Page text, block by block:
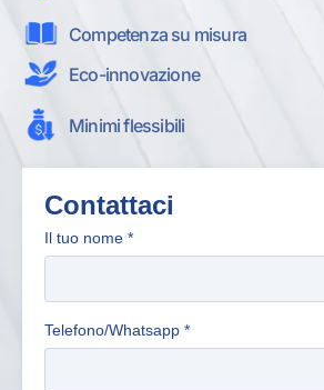
Competenza su misura
Eco-innovazione
Minimi flessibili
Contattaci
Il tuo nome *
Telefono/Whatsapp *